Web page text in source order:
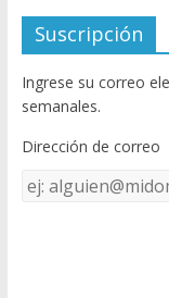
e
b
o
o
k
itt
er
u
T
u
e
C
Suscripción
Ingrese su correo
semanales.
Dirección de correo
Dirección
de